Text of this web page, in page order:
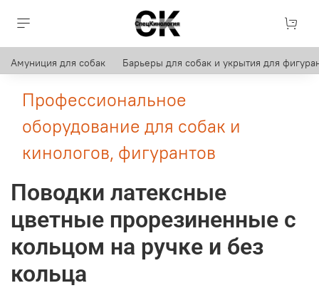
Амуниция для собак Барьеры для собак и укрытия для
Профессиональное
оборудование для собак и
кинологов, фигурантов
Поводки латексные
цветные прорезиненные с
кольцом на ручке и без
кольца